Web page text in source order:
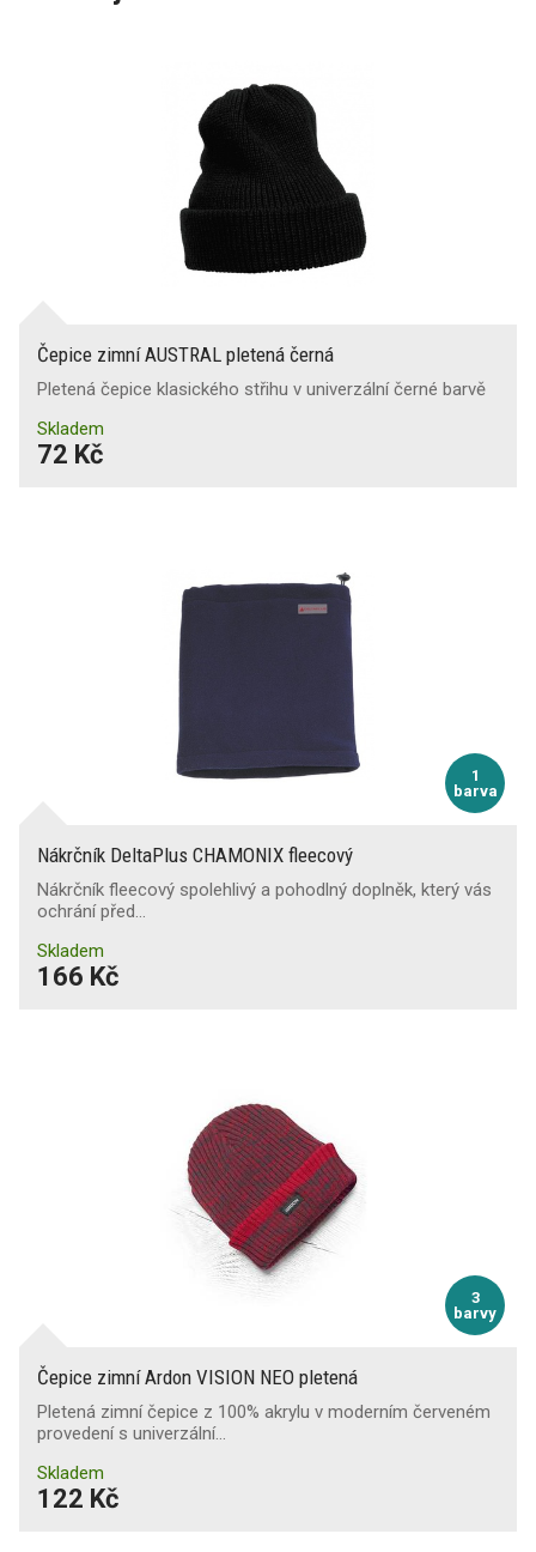
Čepice zimní AUSTRAL pletená černá
Pletená čepice klasického střihu v univerzální černé barvě
Skladem
72 Kč
1
barva
Nákrčník DeltaPlus CHAMONIX fleecový
Nákrčník fleecový spolehlivý a pohodlný doplněk, který vás
ochrání před…
Skladem
166 Kč
3
barvy
Čepice zimní Ardon VISION NEO pletená
Pletená zimní čepice z 100% akrylu v moderním červeném
provedení s univerzální…
Skladem
122 Kč